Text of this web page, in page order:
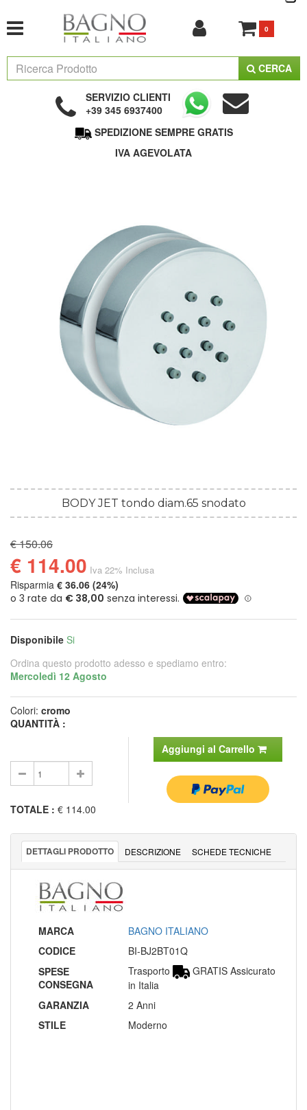
0
CERCA
SERVIZIO CLIENTI
+39 345 6937400
SPEDIZIONE SEMPRE GRATIS
IVA AGEVOLATA
BODY JET tondo diam.65 snodato
€ 150.06
€ 114.00 Iva 22% Inclusa
Risparmia € 36.06 (24%)
Disponibile Si
Ordina questo prodotto adesso e spediamo entro:
Mercoledì 12 Agosto
Colori: cromo
QUANTITÀ :
Aggiungi al Carrello
TOTALE : € 114.00
DETTAGLI PRODOTTO DESCRIZIONE SCHEDE TECNICHE
MARCA
BAGNO ITALIANO
CODICE
BI-BJ2BT01Q
SPESE
CONSEGNA
Trasporto
GRATIS Assicurato
in Italia
GARANZIA
2 Anni
STILE
Moderno